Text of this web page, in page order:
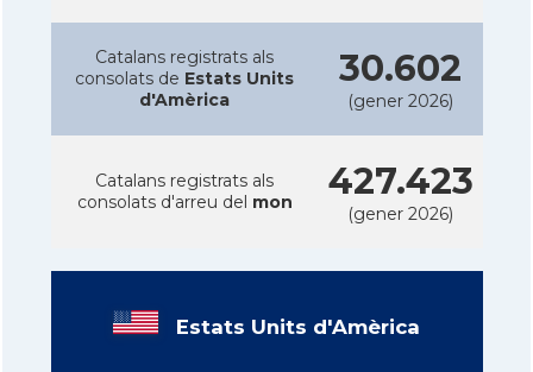
Catalans registrats als
consolats de Estats Units
d'Amèrica
30.602
(gener 2026)
Catalans registrats als
consolats d'arreu del mon 427.423
(gener 2026)
Estats Units d'Amèrica